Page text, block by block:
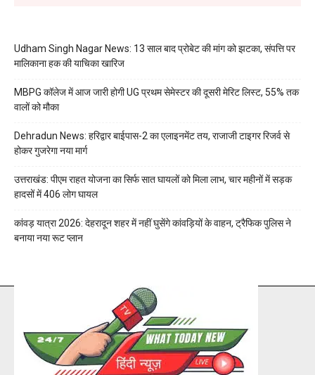
Udham Singh Nagar News: 13 साल बाद प्रोबेट की मांग को झटका, संपत्ति पर
मालिकाना हक की याचिका खारिज
MBPG कॉलेज में आज जारी होगी UG प्रथम सेमेस्टर की दूसरी मेरिट लिस्ट, 55% तक
वालों को मौका
Dehradun News: हरिद्वार बाईपास-2 का एलाइनमेंट तय, राजाजी टाइगर रिजर्व से
होकर गुजरेगा नया मार्ग
उत्तराखंड: पीएम राहत योजना का सिर्फ सात घायलों को मिला लाभ, चार महीनों में सड़क
हादसों में 406 लोग घायल
कांवड़ यात्रा 2026: देहरादून शहर में नहीं घुसेंगे कांवड़ियों के वाहन, ट्रैफिक पुलिस ने
बनाया नया रूट प्लान